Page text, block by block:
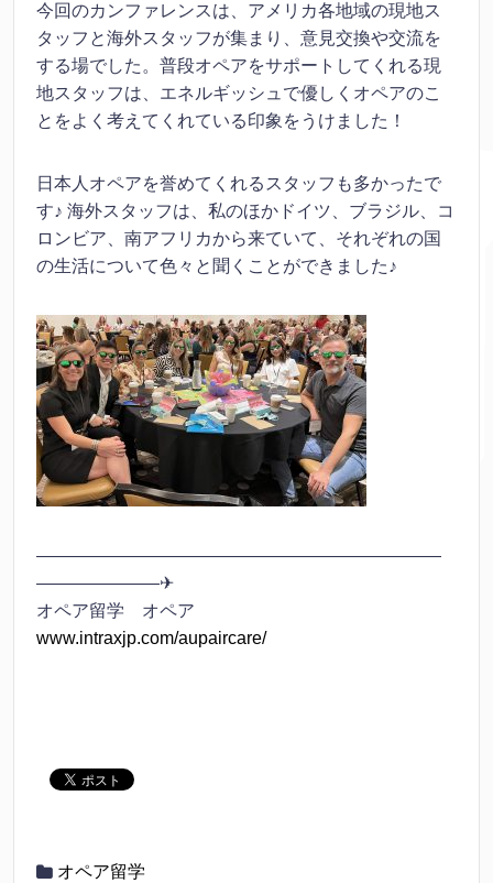
今回のカンファレンスは、アメリカ各地域の現地ス
タッフと海外スタッフが集まり、意見交換や交流を
する場でした。普段オペアをサポートしてくれる現
地スタッフは、エネルギッシュで優しくオペアのこ
とをよく考えてくれている印象をうけました！
日本人オペアを誉めてくれるスタッフも多かったで
す♪ 海外スタッフは、私のほかドイツ、ブラジル、コ
ロンビア、南アフリカから来ていて、それぞれの国
の生活について色々と聞くことができました♪
———————————————————————
———————✈
オペア留学 オペア
www.intraxjp.com/aupaircare/
オペア留学